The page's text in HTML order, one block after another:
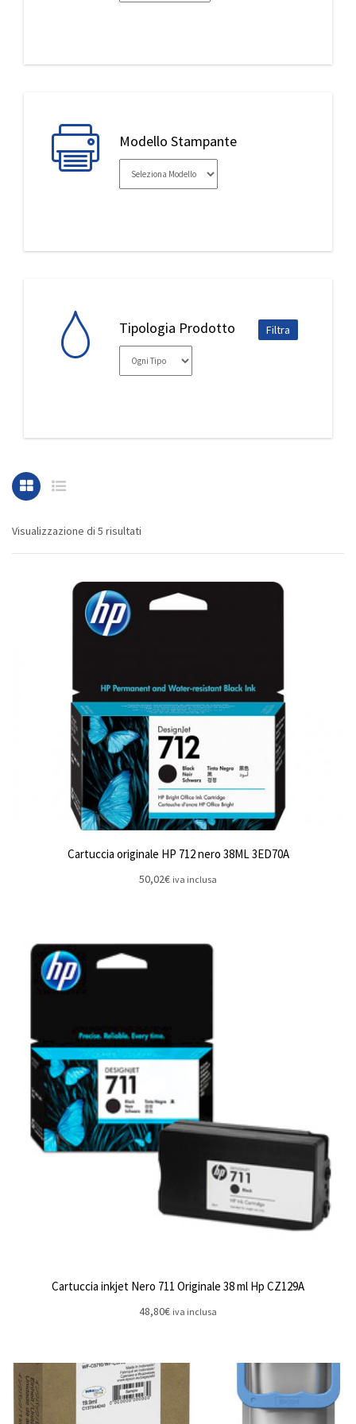
Modello Stampante
Tipologia Prodotto
Visualizzazione di 5 risultati
Cartuccia originale HP 712 nero 38ML 3ED70A
50,02€ iva inclusa
Cartuccia inkjet Nero 711 Originale 38 ml Hp CZ129A
48,80€ iva inclusa